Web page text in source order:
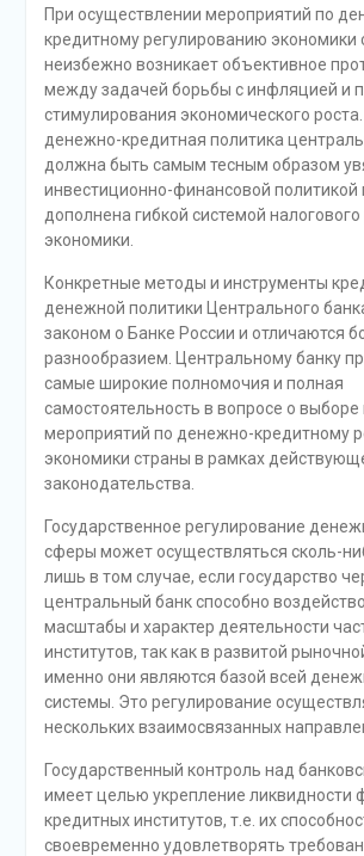
При осуществлении мероприятий по
кредитному регулированию экономики
неизбежно возникает объективное
между задачей борьбы с инфляцией и
стимулирования экономического
денежно-кредитная политика
должна быть самым тесным образом
инвестиционно-финансовой политикой
дополнена гибкой системой
экономики.
Конкретные методы и инструменты
денежной политики Центрального
законом о Банке России и отличаются
разнообразием. Центральному банку
самые широкие полномочия и полная
самостоятельность в вопросе о
мероприятий по денежно-кредитному
экономики страны в рамках
законодательства.
Государственное регулирование
сферы может осуществляться сколь-
лишь в том случае, если государство
центральный банк способно
масштабы и характер деятельности
институтов, так как в развитой
именно они являются базой всей
системы. Это регулирование
нескольких взаимосвязанных
Государственный контроль над
имеет целью укрепление ликвидности
кредитных институтов, т.е. их
своевременно удовлетворять